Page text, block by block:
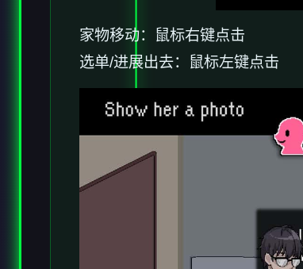
家物移动：鼠标右键点击
选单/进展出去：鼠标左键点击